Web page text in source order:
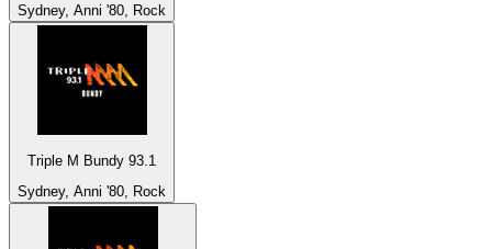
Sydney, Anni '80, Rock
Triple M Bundy 93.1
Sydney, Anni '80, Rock